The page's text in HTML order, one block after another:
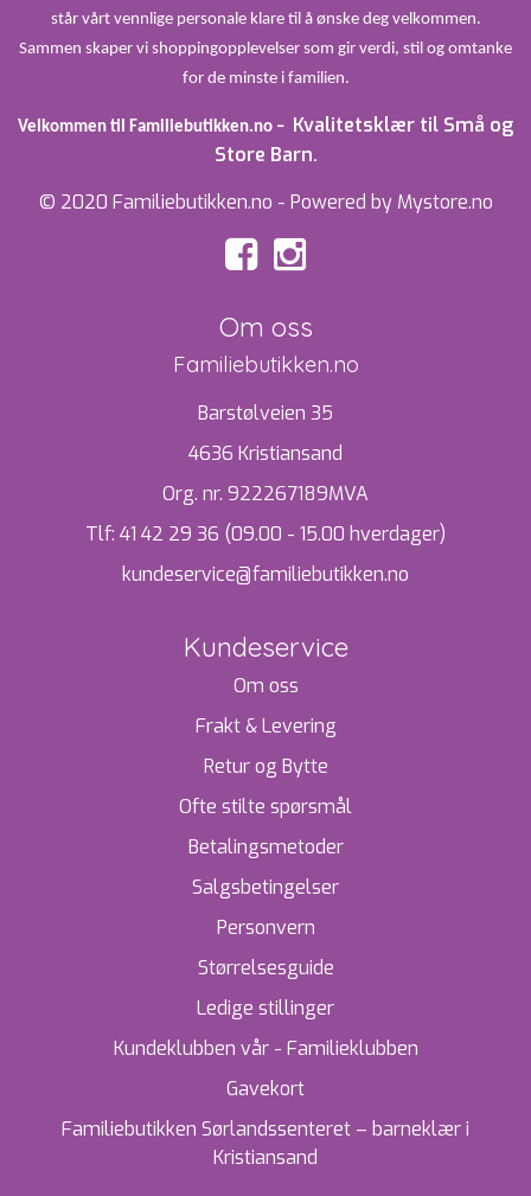
står vårt vennlige personale klare til å ønske deg velkommen.
Sammen skaper vi shoppingopplevelser som gir verdi, stil og omtanke
for de minste i familien.
Velkommen til Familiebutikken.no – Kvalitetsklær til Små og
Store Barn.
© 2020 Familiebutikken.no - Powered by Mystore.no
Om oss
Familiebutikken.no
Barstølveien 35
4636 Kristiansand
Org. nr. 922267189MVA
Tlf: 41 42 29 36 (09.00 - 15.00 hverdager)
kundeservice@familiebutikken.no
Kundeservice
Om oss
Frakt & Levering
Retur og Bytte
Ofte stilte spørsmål
Betalingsmetoder
Salgsbetingelser
Personvern
Størrelsesguide
Ledige stillinger
Kundeklubben vår - Familieklubben
Gavekort
Familiebutikken Sørlandssenteret – barneklær i
Kristiansand